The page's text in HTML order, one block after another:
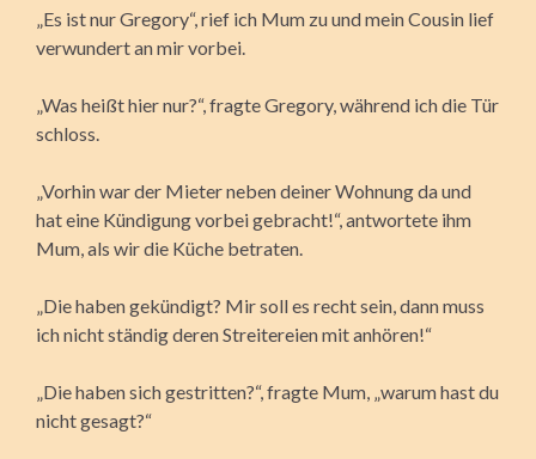
„Es ist nur Gregory“, rief ich Mum zu und mein Cousin lief
verwundert an mir vorbei.
„Was heißt hier nur?“, fragte Gregory, während ich die Tür
schloss.
„Vorhin war der Mieter neben deiner Wohnung da und
hat eine Kündigung vorbei gebracht!“, antwortete ihm
Mum, als wir die Küche betraten.
„Die haben gekündigt? Mir soll es recht sein, dann muss
ich nicht ständig deren Streitereien mit anhören!“
„Die haben sich gestritten?“, fragte Mum, „warum hast du
nicht gesagt?“